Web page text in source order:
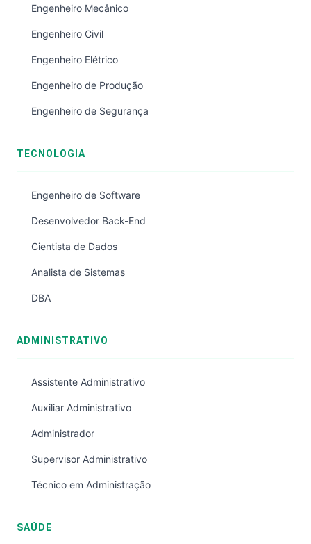
Engenheiro Mecânico
Engenheiro Civil
Engenheiro Elétrico
Engenheiro de Produção
Engenheiro de Segurança
TECNOLOGIA
Engenheiro de Software
Desenvolvedor Back-End
Cientista de Dados
Analista de Sistemas
DBA
ADMINISTRATIVO
Assistente Administrativo
Auxiliar Administrativo
Administrador
Supervisor Administrativo
Técnico em Administração
SAÚDE